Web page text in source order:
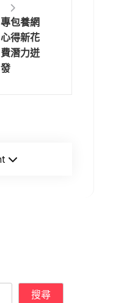
專包養網
心得新花
費潛力迸
發
搜尋